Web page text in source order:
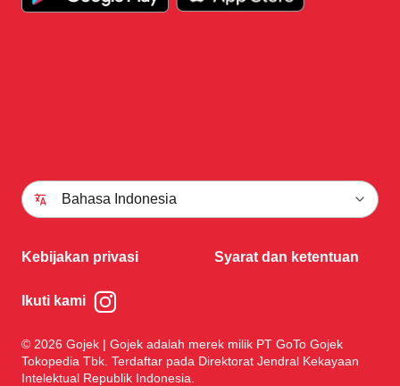
Bahasa Indonesia
Kebijakan privasi Syarat dan ketentuan
Ikuti kami
© 2026 Gojek | Gojek adalah merek milik PT GoTo Gojek
Tokopedia Tbk. Terdaftar pada Direktorat Jendral Kekayaan
Intelektual Republik Indonesia.